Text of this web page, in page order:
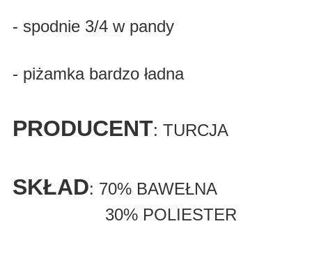
- spodnie 3/4 w pandy
- piżamka bardzo ładna
PRODUCENT: TURCJA
SKŁAD: 70% BAWEŁNA
30% POLIESTER